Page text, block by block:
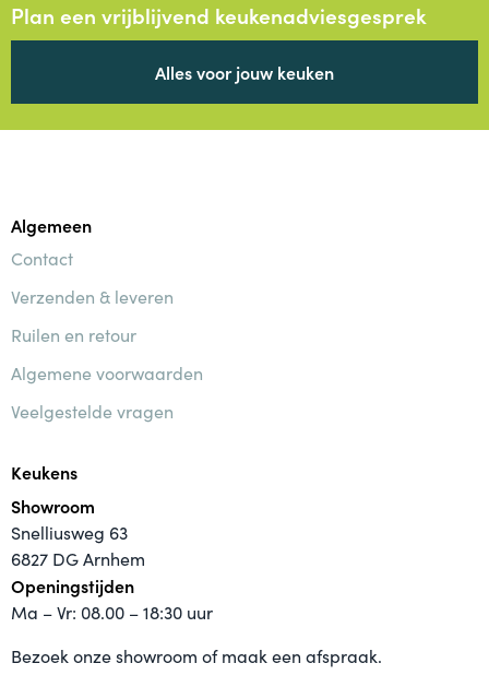
Plan een vrijblijvend keukenadviesgesprek
Alles voor jouw keuken
Algemeen
Contact
Verzenden & leveren
Ruilen en retour
Algemene voorwaarden
Veelgestelde vragen
Keukens
Showroom
Snelliusweg 63
6827 DG Arnhem
Openingstijden
Ma – Vr: 08.00 – 18:30 uur
Bezoek onze showroom of maak een afspraak.